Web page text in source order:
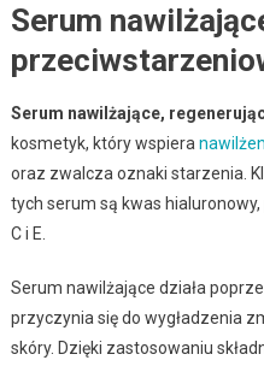
Serum
Serum nawilżające,
kosmetyk, który wspiera
oraz zwalcza oznaki starzenia.
tych serum są kwas
C i E.
Serum nawilżające działa
przyczynia się do wygładzenia
skóry. Dzięki zastosowaniu